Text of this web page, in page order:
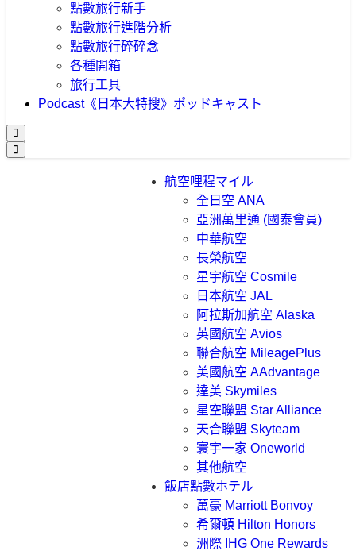
點數旅行新手
點數旅行進階分析
點數旅行碎碎念
各種開箱
旅行工具
Podcast《日本大特搜》 ポッドキャスト
航空哩程マイル
全日空 ANA
亞洲萬里通 (國泰會員)
中華航空
長榮航空
星宇航空 Cosmile
日本航空 JAL
阿拉斯加航空 Alaska
英國航空 Avios
聯合航空 MileagePlus
美國航空 AAdvantage
達美 Skymiles
星空聯盟 Star Alliance
天合聯盟 Skyteam
寰宇一家 Oneworld
其他航空
飯店點數ホテル
萬豪 Marriott Bonvoy
希爾頓 Hilton Honors
洲際 IHG One Rewards